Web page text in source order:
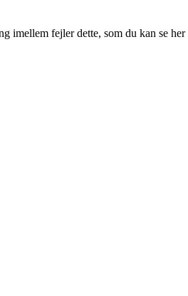
imellem fejler dette, som du kan se